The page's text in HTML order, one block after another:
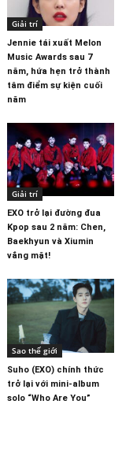
Giải trí
Jennie tái xuất Melon
Music Awards sau 7
năm, hứa hẹn trở thành
tâm điểm sự kiện cuối
năm
Giải trí
EXO trở lại đường đua
Kpop sau 2 năm: Chen,
Baekhyun và Xiumin
vắng mặt!
Sao thế giới
Suho (EXO) chính thức
trở lại với mini-album
solo “Who Are You”